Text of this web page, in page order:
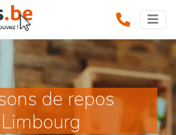
de repos
Limbourg